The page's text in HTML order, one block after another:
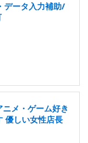
データ入力補助/
メ・ゲーム好き
優しい女性店長